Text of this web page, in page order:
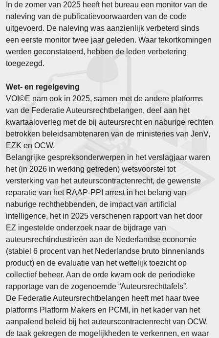
In de zomer van 2025 heeft het bureau een monitor van de
naleving van de publicatievoorwaarden van de code
uitgevoerd. De naleving was aanzienlijk verbeterd sinds
een eerste monitor twee jaar geleden. Waar tekortkomingen
werden geconstateerd, hebben de leden verbetering
toegezegd.
Wet- en regelgeving
VOI©E nam ook in 2025, samen met de andere platforms
van de Federatie Auteursrechtbelangen, deel aan het
kwartaaloverleg met de bij auteursrecht en naburige rechten
betrokken beleidsambtenaren van de ministeries van JenV,
EZK en OCW.
Belangrijke gespreksonderwerpen in het verslagjaar waren
het (in 2026 in werking getreden) wetsvoorstel tot
versterking van het auteurscontractenrecht, de gewenste
reparatie van het RAAP-PPI arrest in het belang van
naburige rechthebbenden, de impact van artificial
intelligence, het in 2025 verschenen rapport van het door
EZ ingestelde onderzoek naar de bijdrage van
auteursrechtindustrieën aan de Nederlandse economie
(stabiel 6 procent van het Nederlandse bruto binnenlands
product) en de evaluatie van het wettelijk toezicht op
collectief beheer. Aan de orde kwam ook de periodieke
rapportage van de zogenoemde “Auteursrechttafels”.
De Federatie Auteursrechtbelangen heeft met haar twee
platforms Platform Makers en PCMI, in het kader van het
aanpalend beleid bij het auteurscontractenrecht van OCW,
de taak gekregen de mogelijkheden te verkennen, en waar